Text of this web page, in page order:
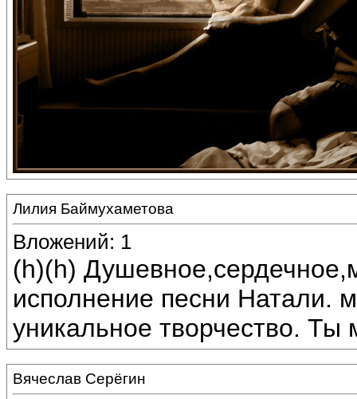
Лилия Баймухаметова
Вложений: 1
(h)(h)
исполнение песни Натали.
уникальное творчество.
Вячеслав Серёгин